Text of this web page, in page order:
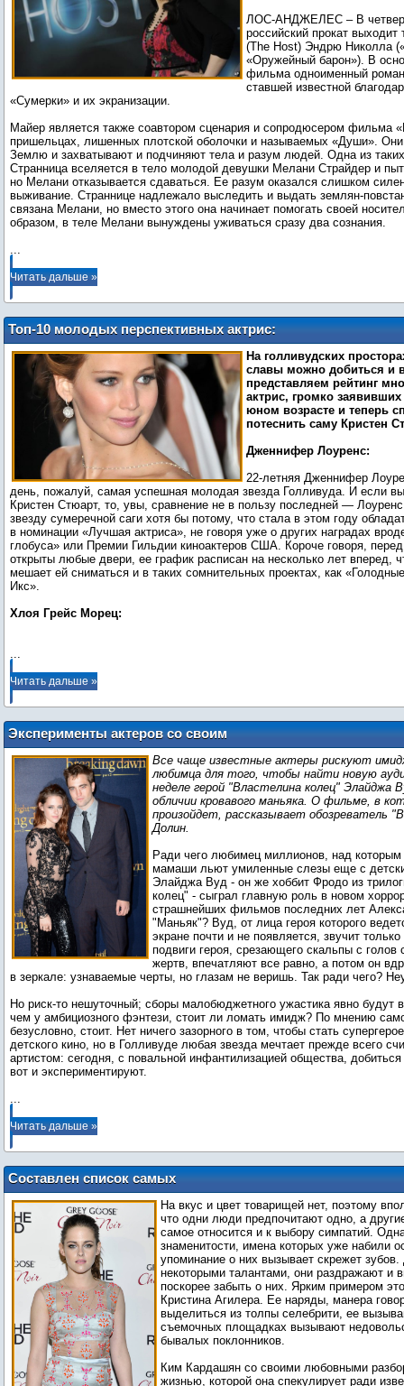
ЛОС-АНДЖЕЛЕС – В
российский прокат выходит
(The Host) Эндрю Николла
«Оружейный барон»). В
фильма одноименный
ставшей известной
«Сумерки» и их экранизации.
Майер является также соавтором сценария и сопродюсером фильма
пришельцах, лишенных плотской оболочки и называемых «Души». Они
Землю и захватывают и подчиняют тела и разум людей. Одна из
Странница вселяется в тело молодой девушки Мелани Страйдер и
но Мелани отказывается сдаваться. Ее разум оказался слишком
выживание. Страннице надлежало выследить и выдать землян-
связана Мелани, но вместо этого она начинает помогать своей
...
Читать дальше »
Топ-10 молодых перспективных актрис:
Кристен Стюарт подвинется
На голливудских
славы можно добиться и
представляем рейтинг
актрис, громко
юном возрасте и теперь
потеснить саму Кристен
Дженнифер Лоуренс:
22-летняя Дженнифер
день, пожалуй, самая успешная молодая звезда Голливуда. И если
Кристен Стюарт, то, увы, сравнение не в пользу последней —
звезду сумеречной саги хотя бы потому, что стала в этом году
в номинации «Лучшая актриса», не говоря уже о других наградах
глобуса» или Премии Гильдии киноактеров США. Короче говоря,
открыты любые двери, ее график расписан на несколько лет вперед,
мешает ей сниматься и в таких сомнительных проектах, как
Икс».
Хлоя Грейс Морец:
...
Читать дальше »
Эксперименты актеров со своим
образом
Все чаще известные актеры рискуют
любимца для того, чтобы найти новую
неделе герой "Властелина колец" Элайджа
обличии кровавого маньяка. О фильме, в
произойдет, рассказывает обозреватель
Долин.
Ради чего любимец миллионов, над которым
мамаши льют умиленные слезы еще с
Элайджа Вуд - он же хоббит Фродо из
колец" - сыграл главную роль в новом
страшнейших фильмов последних лет
"Маньяк"? Вуд, от лица героя которого
экране почти и не появляется, звучит только
подвиги героя, срезающего скальпы с
жертв, впечатляют все равно, а потом он
в зеркале: узнаваемые черты, но глазам не веришь. Так ради чего?
Но риск-то нешуточный; сборы малобюджетного ужастика явно будут
чем у амбициозного фэнтези, стоит ли ломать имидж? По мнению
безусловно, стоит. Нет ничего зазорного в том, чтобы стать
детского кино, но в Голливуде любая звезда мечтает прежде всего
артистом: сегодня, с повальной инфантилизацией общества,
...
Читать дальше »
Составлен список самых
раздражающих знаменитостей
На вкус и цвет товарищей нет, поэтому
что одни люди предпочитают одно, а
самое относится и к выбору симпатий.
знаменитости, имена которых уже набили
упоминание о них вызывает скрежет
некоторыми талантами, они раздражают и
поскорее забыть о них. Ярким примером
Кристина Агилера. Ее наряды, манера
выделиться из толпы селебрити, ее
съемочных площадках вызывают
бывалых поклонников.
Ким Кардашян со своими любовными
жизнью, которой она спекулирует ради